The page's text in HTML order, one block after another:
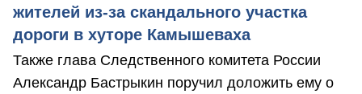
жителей из-за скандального участка
дороги в хуторе Камышеваха
Также глава Следственного комитета России
Александр Бастрыкин поручил доложить ему о